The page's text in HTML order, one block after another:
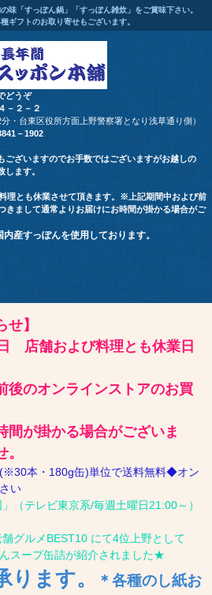
味「すっぽん鍋」「すっぽん雑炊」をご賞味下さい。
ギフトのお取り寄せもございます。
どうぞ
４－２－２
・台東区役所方面上野警察署となり浅草通り側）
－1902
ございますのでお手数ではございますがお越しの
ます。
とも休業させて頂きます。※上記期間中および前
きまして通常よりお届けにお時間が掛かる場合がご
産すっぽんを使用しております。
せ】
店舗および料理とも休業日
後のオンラインストアのお買
間が掛かる場合がございま
本・180g缶)単位で送料無料◆オン
い
（テレビ東京系/毎週土曜日21:00～）
舗グルメBEST10 にて4位上野として
スープ缶詰が紹介されました★
ります。
＊各種のし紙お